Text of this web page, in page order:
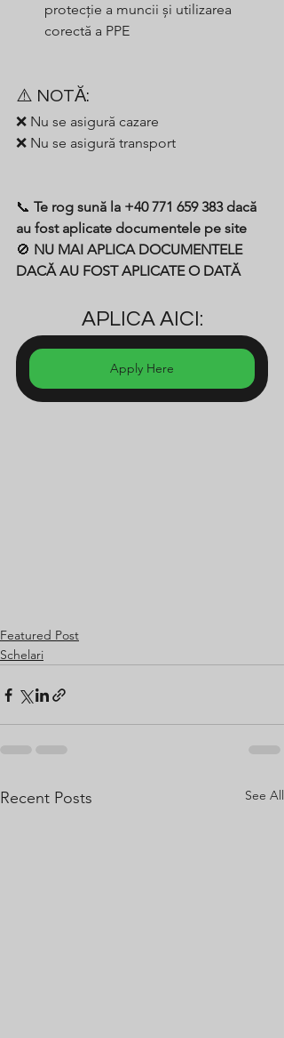
protecție a muncii și utilizarea
corectă a PPE
⚠️ NOTĂ:
❌ Nu se asigură cazare
❌ Nu se asigură transport
📞 Te rog sună la +40 771 659 383 dacă
au fost aplicate documentele pe site
🚫 NU MAI APLICA DOCUMENTELE
DACĂ AU FOST APLICATE O DATĂ
APLICA AICI:
Apply Here
Featured Post
Schelari
Recent Posts See All